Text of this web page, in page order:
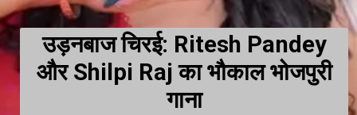
उड़नबाज चिरई: Ritesh Pandey
और Shilpi Raj का भौकाल भोजपुरी
गाना